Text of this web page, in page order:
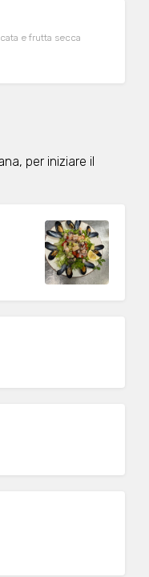
e frutta secca
per iniziare il